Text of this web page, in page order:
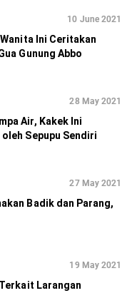
10 June 2021
Ini Ceritakan
Gunung Abbo
28 May 2021
Air, Kakek Ini
Sepupu Sendiri
27 May 2021
Badik dan Parang,
19 May 2021
Larangan